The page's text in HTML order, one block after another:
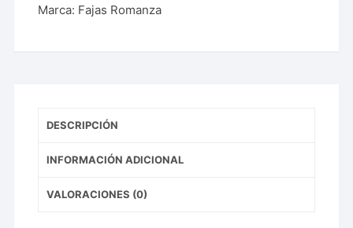
Marca: Fajas Romanza
DESCRIPCIÓN
INFORMACIÓN ADICIONAL
VALORACIONES (0)